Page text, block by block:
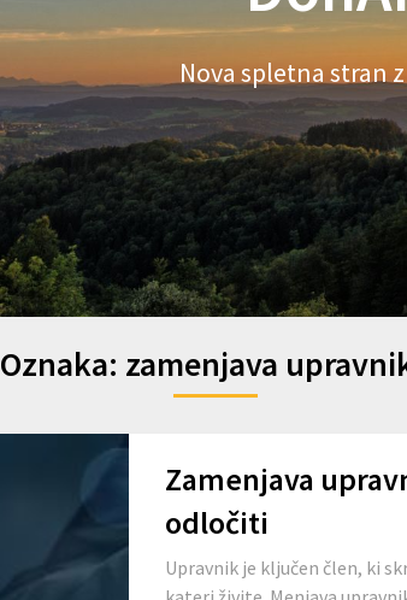
Nova spletna stran
Oznaka: zamenjava
Zamenjava
odločiti
Upravnik je ključen člen, ki